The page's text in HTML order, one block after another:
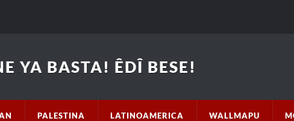
YA BASTA! ÊDÎ BESE!
PALESTINA LATINOAMERICA WALLMAPU